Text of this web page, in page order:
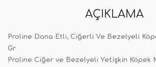
AÇIKLAMA
Proline Dana Etli, Ciğerli Ve Bezelyeli
Gr
Proline Ciğer ve Bezelyeli Yetişkin Köpek